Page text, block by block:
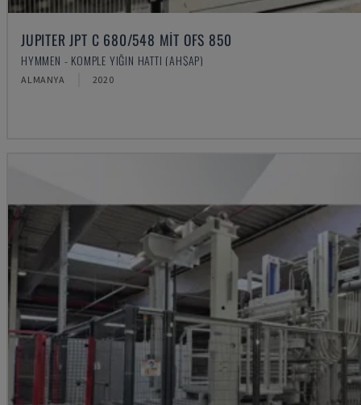
JUPITER JPT C 680/548 MIT OFS 850
HYMMEN - KOMPLE YIĞIN HATTI (AHŞAP)
ALMANYA 2020